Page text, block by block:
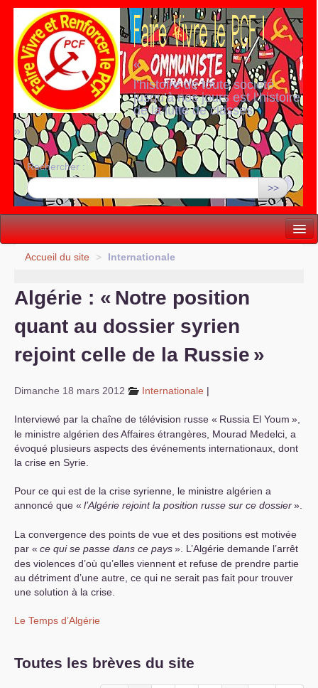
«
l’histoire de toute société
jusqu’à nos jours est l’histoire
de la lutte de classes
»
Rechercher :
>>
Vie politique
Internationale
S’organiser
Comprendre...
Vie du site
Accueil du site > Internationale
Algérie : « Notre position
quant au dossier syrien
rejoint celle de la Russie »
Dimanche 18 mars 2012 Internationale |
Interviewé par la chaîne de télévision russe « Russia El Youm »,
le ministre algérien des Affaires étrangères, Mourad Medelci, a
évoqué plusieurs aspects des événements internationaux, dont
la crise en Syrie.
Pour ce qui est de la crise syrienne, le ministre algérien a
annoncé que « l’Algérie rejoint la position russe sur ce dossier».
La convergence des points de vue et des positions est motivée
par « ce qui se passe dans ce pays». L’Algérie demande l’arrêt
des violences d’où qu’elles viennent et refuse de prendre partie
au détriment d’une autre, ce qui ne serait pas fait pour trouver
une solution à la crise.
Le Temps d’Algérie
Toutes les brèves du site